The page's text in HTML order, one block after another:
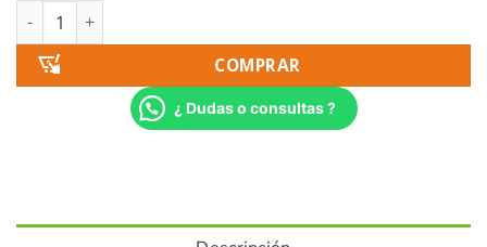
COMPRAR
¿ Dudas o consultas ?